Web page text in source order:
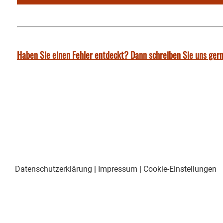
Haben Sie einen Fehler entdeckt? Dann schreiben Sie uns
Datenschutzerklärung | Impressum | Cookie-Einstellungen